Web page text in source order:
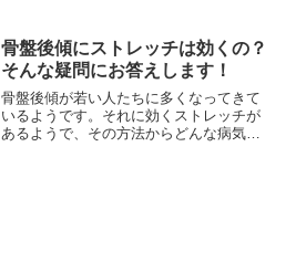
ついてきている知る人こそ知る「16時間
断食」になります。この...
骨盤後傾にストレッチは効くの？
そんな疑問にお答えします！
骨盤後傾が若い人たちに多くなってきて
いるようです。それに効くストレッチが
あるようで、その方法からどんな病気な